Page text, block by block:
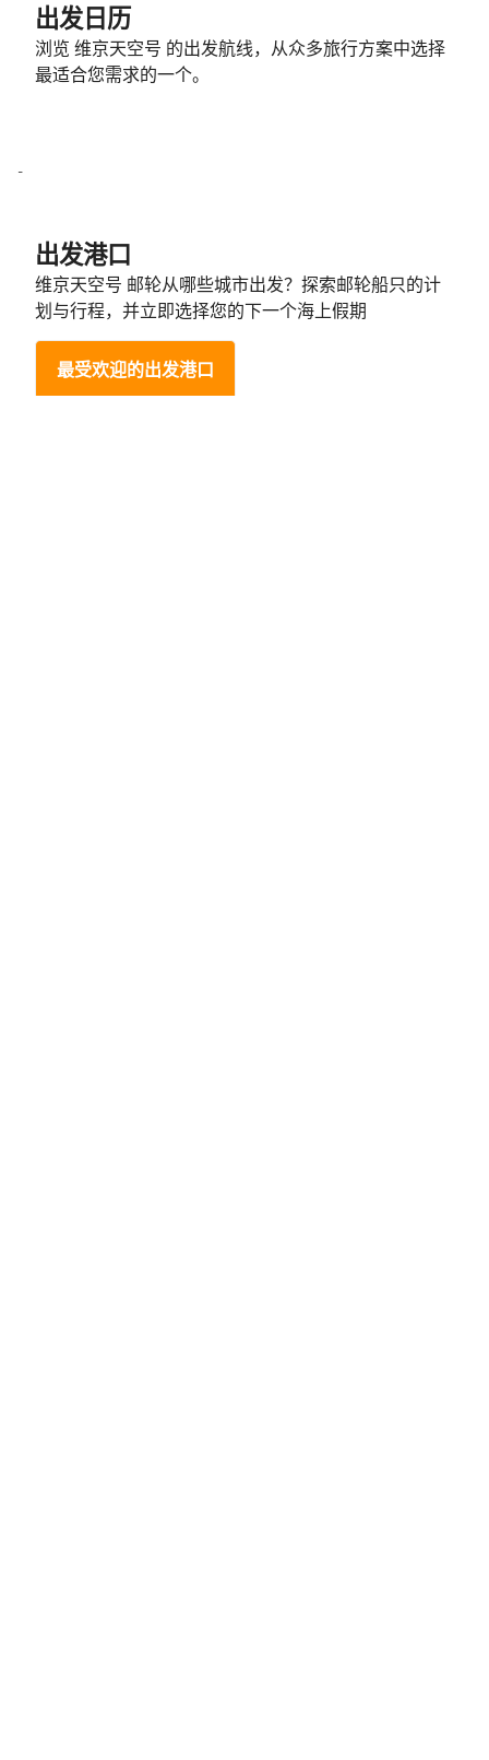
出发日历
浏览 维京天空号 的出发航线，从众多旅行方案中选择
最适合您需求的一个。
出发港口
维京天空号 邮轮从哪些城市出发？探索邮轮船只的计
划与行程，并立即选择您的下一个海上假期
最受欢迎的出发港口
-